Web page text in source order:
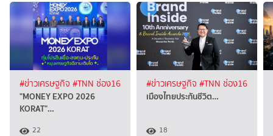
#ข่าวเศรษฐกิจ #TNN ช่อง16
"MONEY EXPO 2026
KORAT"…
22
#ข่าวเศรษฐกิจ #TNN ช่อง16
เมืองไทยประกันชีวิต…
18